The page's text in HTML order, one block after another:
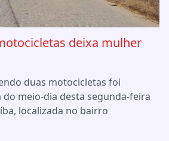
deixa mulher
duas motocicletas foi
meio-dia desta segunda-feira
localizada no bairro